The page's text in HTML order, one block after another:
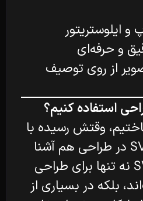
و ایلوستریتور
و حرفه‌ای
از روی توصیف
وقتش رسیده با
کاربردهای عملی SVG در طراحی هم آشنا
شویم. فایل‌های SVG نه تنها برای طراحی
بلکه در بسیاری از